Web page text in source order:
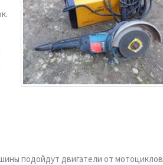
подойдут двигатели от мотоциклов